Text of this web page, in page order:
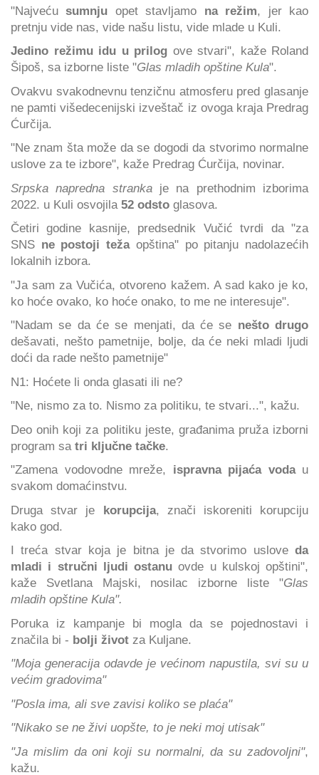
"Najvećusumnju opet stavljamo na režim, jer kao
pretnju vide nas, vide našu listu, vide mlade u Kuli.
Jedino režimu idu u prilog ove stvari", kaže Roland
Šipoš, sa izborne liste "Glas mladih opštine Kula".
Ovakvu svakodnevnu tenzičnu atmosferu pred glasanje
ne pamti višedecenijski izveštač iz ovoga kraja Predrag
Ćurčija.
"Ne znam šta može da se dogodi da stvorimo normalne
uslove za te izbore", kaže Predrag Ćurčija, novinar.
Srpska napredna strankaje na prethodnim izborima
2022. u Kuli osvojila 52 odsto glasova.
Četiri godine kasnije, predsednik Vučić tvrdi da "za
SNS ne postoji težaopština" po pitanju nadolazećih
lokalnih izbora.
"Ja sam za Vučića, otvoreno kažem. A sad kako je ko,
ko hoće ovako, ko hoće onako, to me ne interesuje".
"Nadam se da će se menjati, da će se nešto drugo
dešavati, nešto pametnije, bolje, da će neki mladi ljudi
doći da rade nešto pametnije"
N1: Hoćete li onda glasati ili ne?
"Ne, nismo za to. Nismo za politiku, te stvari...", kažu.
Deo onih koji za politiku jeste, građanima pruža izborni
program sa tri ključne tačke.
"Zamena vodovodne mreže, ispravna pijaća vodau
svakom domaćinstvu.
Druga stvar je korupcija, znači iskoreniti korupciju
kako god.
I treća stvar koja je bitna je da stvorimo uslove da
mladi i stručni ljudi ostanu ovde u kulskoj opštini",
kaže Svetlana Majski, nosilac izborne liste "Glas
mladih opštine Kula".
Poruka iz kampanje bi mogla da se pojednostavi i
značila bi - bolji život za Kuljane.
"Moja generacija odavde je većinom napustila, svi su u
većim gradovima"
"Posla ima, ali sve zavisi koliko se plaća"
"Nikako se ne živi uopšte, to je neki moj utisak"
"Ja mislim da oni koji su normalni, da su zadovoljni",
kažu.